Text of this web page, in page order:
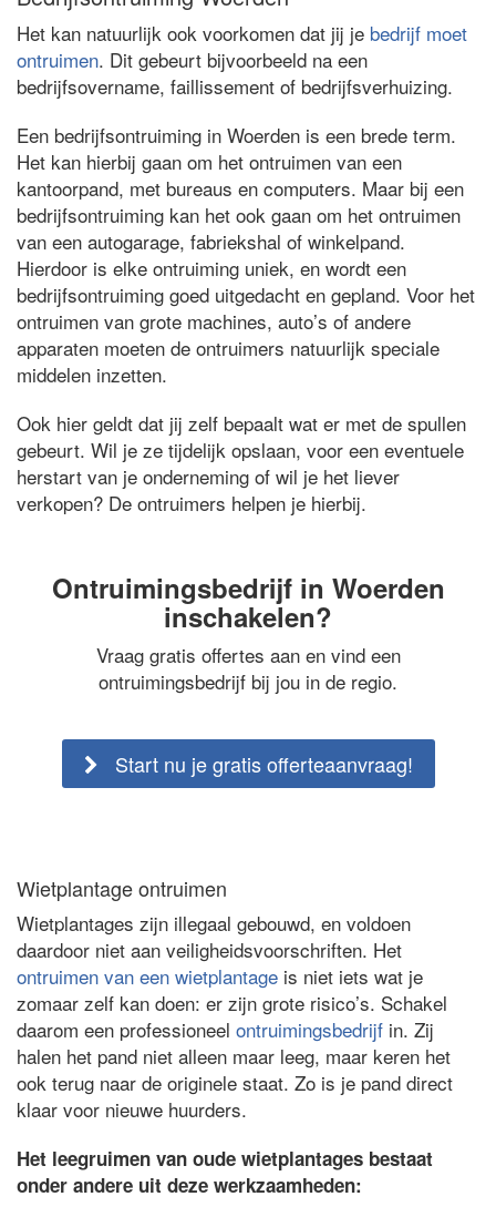
Het kan natuurlijk ook voorkomen dat jij je bedrijf moet
ontruimen. Dit gebeurt bijvoorbeeld na een
bedrijfsovername, faillissement of bedrijfsverhuizing.
Een bedrijfsontruiming in Woerden is een brede term.
Het kan hierbij gaan om het ontruimen van een
kantoorpand, met bureaus en computers. Maar bij een
bedrijfsontruiming kan het ook gaan om het ontruimen
van een autogarage, fabriekshal of winkelpand.
Hierdoor is elke ontruiming uniek, en wordt een
bedrijfsontruiming goed uitgedacht en gepland. Voor het
ontruimen van grote machines, auto’s of andere
apparaten moeten de ontruimers natuurlijk speciale
middelen inzetten.
Ook hier geldt dat jij zelf bepaalt wat er met de spullen
gebeurt. Wil je ze tijdelijk opslaan, voor een eventuele
herstart van je onderneming of wil je het liever
verkopen? De ontruimers helpen je hierbij.
Ontruimingsbedrijf in Woerden
inschakelen?
Vraag gratis offertes aan en vind een
ontruimingsbedrijf bij jou in de regio.
Start nu je gratis offerteaanvraag!
Wietplantage ontruimen
Wietplantages zijn illegaal gebouwd, en voldoen
daardoor niet aan veiligheidsvoorschriften. Het
ontruimen van een wietplantage is niet iets wat je
zomaar zelf kan doen: er zijn grote risico’s. Schakel
daarom een professioneel ontruimingsbedrijf in. Zij
halen het pand niet alleen maar leeg, maar keren het
ook terug naar de originele staat. Zo is je pand direct
klaar voor nieuwe huurders.
Het leegruimen van oude wietplantages bestaat
onder andere uit deze werkzaamheden: